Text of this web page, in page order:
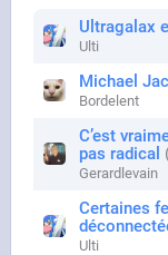
Ultragalax
Ulti
Michael
Bordelent
C’est
pas radical
Gerardlevain
Certaines
Ulti